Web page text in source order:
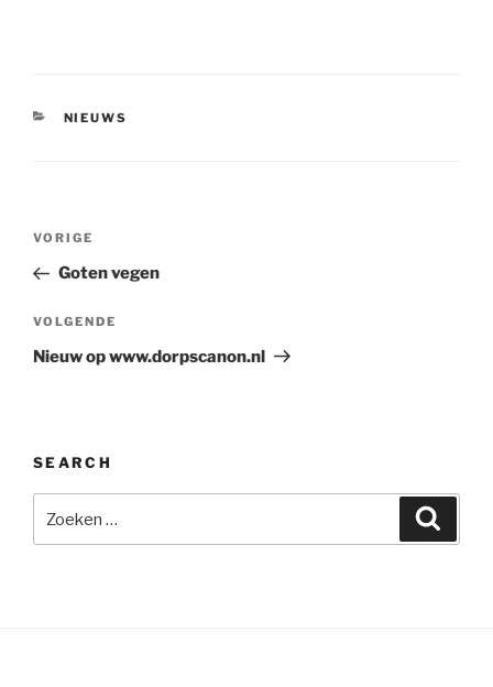
CATEGORIEËN
NIEUWS
Bericht
Vorig
bericht
VORIGE
Goten vegen
Volgend
bericht
VOLGENDE
Nieuw op www.dorpscanon.nl
SEARCH
naar: